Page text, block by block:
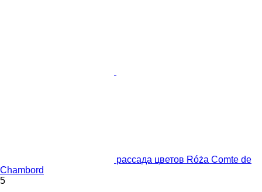
рассада цветов Róża Comte de
Chambord
5